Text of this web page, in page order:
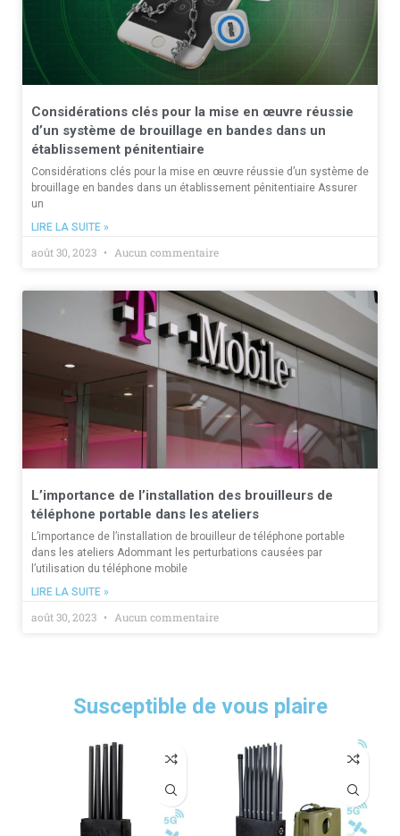
Considérations clés pour la mise en œuvre réussie
d’un système de brouillage en bandes dans un
établissement pénitentiaire
Considérations clés pour la mise en œuvre réussie d’un système de
brouillage en bandes dans un établissement pénitentiaire Assurer
un
LIRE LA SUITE »
août 30, 2023 Aucun commentaire
L’importance de l’installation des brouilleurs de
téléphone portable dans les ateliers
L’importance de l’installation de brouilleur de téléphone portable
dans les ateliers Adommant les perturbations causées par
l’utilisation du téléphone mobile
LIRE LA SUITE »
août 30, 2023 Aucun commentaire
Susceptible de vous plaire